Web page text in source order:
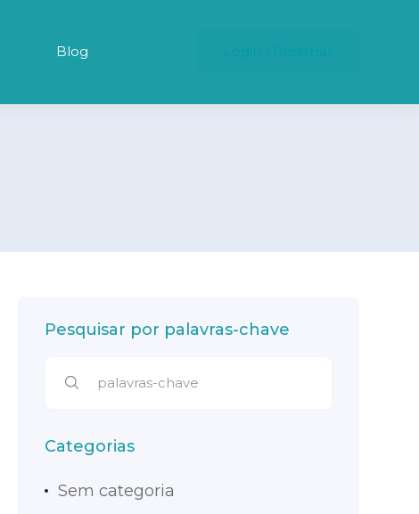
Blog Login Registrar
Pesquisar por palavras-chave
Categorias
Sem categoria